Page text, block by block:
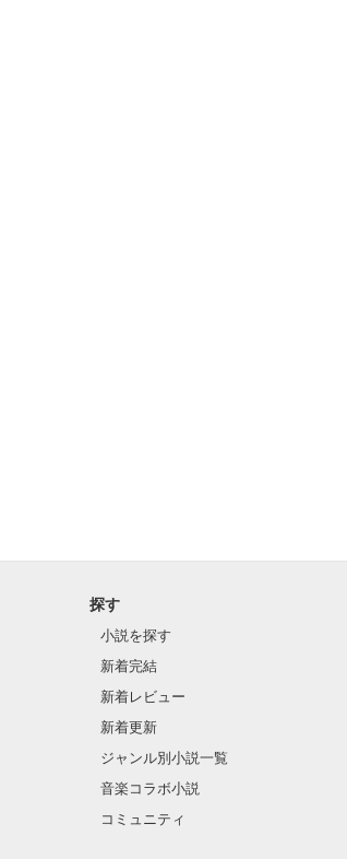
探す
小説を探す
新着完結
新着レビュー
新着更新
ジャンル別小説一覧
音楽コラボ小説
コミュニティ